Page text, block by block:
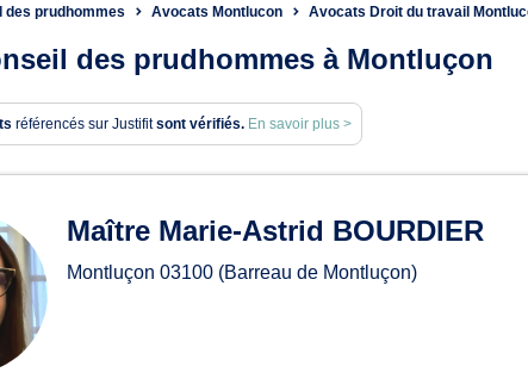
prudhommes Avocats Montlucon Avocats Droit du travail
des prudhommes à Montluçon
référencés sur Justifitsont vérifiés. En savoir plus >
conseil des prudhommes
Maître Marie-Astrid BOURDIER
Montluçon 03100 (Barreau de Montluçon)